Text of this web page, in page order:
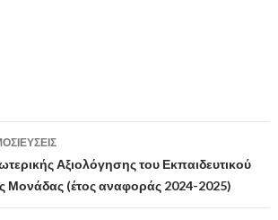
Αξιολόγησης του Εκπαιδευτικού
Μονάδας (έτος αναφοράς 2024-2025)